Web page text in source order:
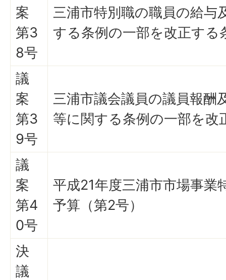
案
第3
8号
三浦市特別職の職員の給与
する条例の一部を改正する
議
案
第3
9号
三浦市議会議員の議員報酬
等に関する条例の一部を改
議
案
第4
0号
平成21年度三浦市市場事業
予算（第2号）
決
議